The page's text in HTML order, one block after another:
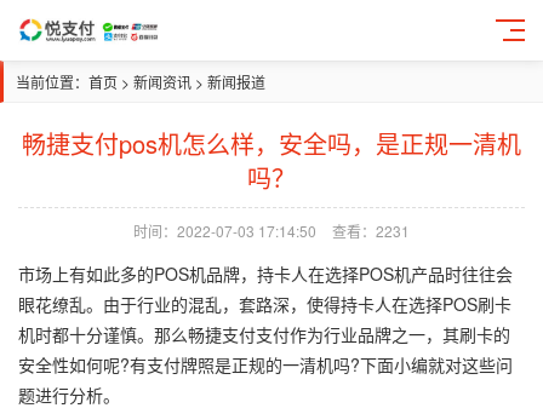
当前位置： 首页 > 新闻资讯 > 新闻报道
畅捷支付pos机怎么样，安全吗，是正规一清机
吗？
时间：2022-07-03 17:14:50 查看： 2231
市场上有如此多的POS机品牌，持卡人在选择POS机产品时往往会
眼花缭乱。由于行业的混乱，套路深，使得持卡人在选择POS刷卡
机时都十分谨慎。那么畅捷支付支付作为行业品牌之一，其刷卡的
安全性如何呢?有支付牌照是正规的一清机吗?下面小编就对这些问
题进行分析。